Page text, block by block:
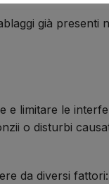
già presenti
limitare le
o disturbi
da diversi